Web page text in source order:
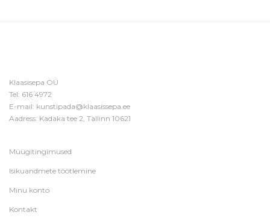
Klaasisepa OÜ
Tel: 616 4972
E-mail: kunstipada@klaasissepa.ee
Aadress: Kadaka tee 2, Tallinn 10621
Müügitingimused
Isikuandmete töötlemine
Minu konto
Kontakt